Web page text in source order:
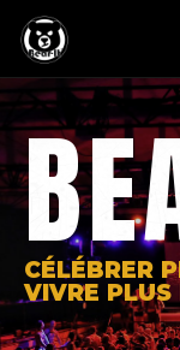
CÉLÉBRER
VIVRE PLUS